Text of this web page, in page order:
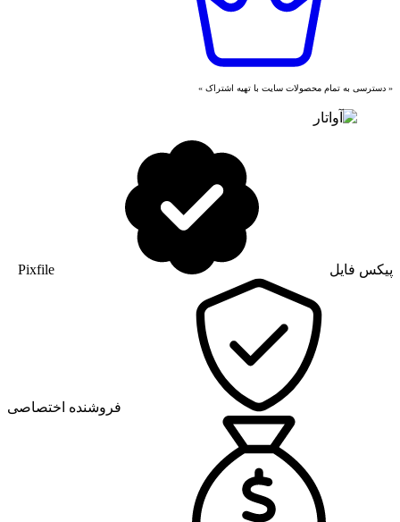
« دسترسی به تمام محصولات سایت با تهیه اشتراک »
پیکس فایل Pixfile
فروشنده اختصاصی